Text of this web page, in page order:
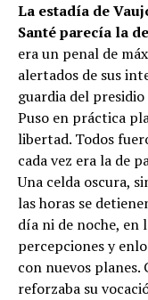
La estadía de
Santé parecía la
era un penal de
alertados de sus
guardia del
Puso en práctica
libertad. Todos
cada vez era la de
Una celda oscura,
las horas se
día ni de noche, en
percepciones y
con nuevos planes.
reforzaba su